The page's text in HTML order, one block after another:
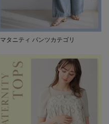
マタニティ パンツカテゴリ